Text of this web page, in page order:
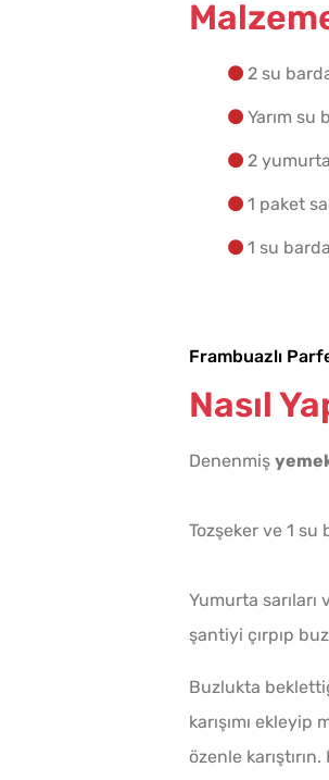
2 su
Yarım su
2 yumurta
1 paket
1 su
Frambuazlı
Nasıl
Denenmiş
Tozşeker ve 1
Yumurta sarıları
şantiyi çırpıp
Buzlukta
karışımı
özenle